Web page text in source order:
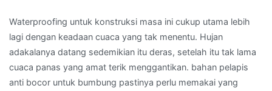
Waterproofing untuk konstruksi masa ini cukup utama lebih
lagi dengan keadaan cuaca yang tak menentu. Hujan
adakalanya datang sedemikian itu deras, setelah itu tak lama
cuaca panas yang amat terik menggantikan. bahan pelapis
anti bocor untuk bumbung pastinya perlu memakai yang